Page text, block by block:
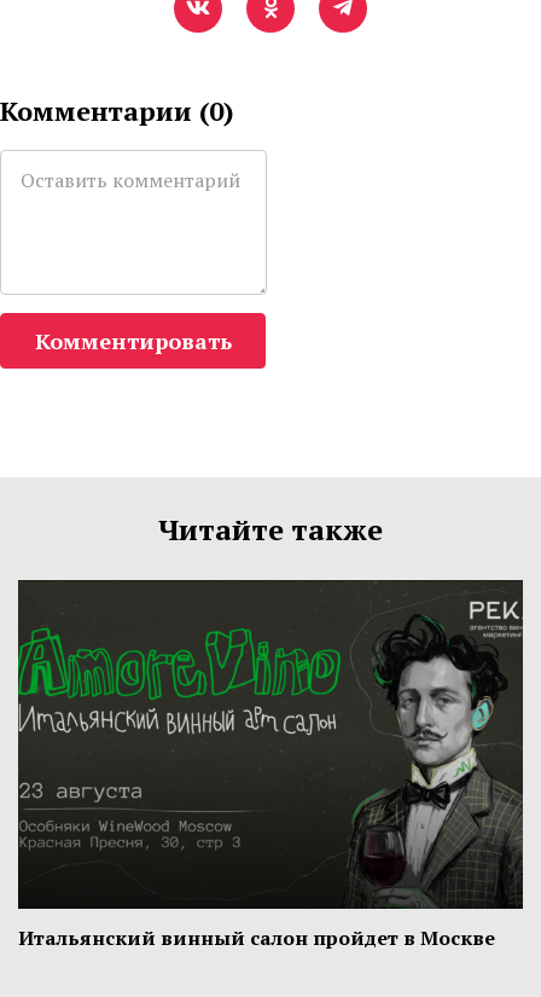
Комментарии (0)
Комментировать
Читайте также
Итальянский винный салон пройдет в Москве